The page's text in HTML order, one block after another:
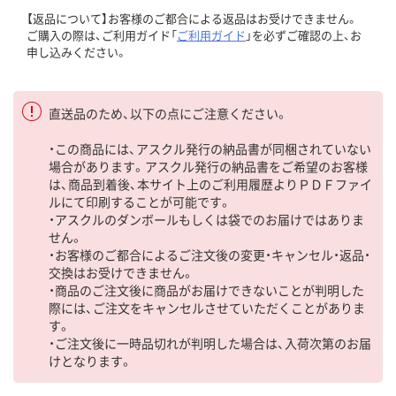
【返品について】お客様のご都合による返品はお受けできません。
ご購入の際は、ご利用ガイド「ご利用ガイド 」を必ずご確認の上、お
申し込みください。
直送品のため、以下の点にご注意ください。
・この商品には、アスクル発行の納品書が同梱されていない
場合があります。アスクル発行の納品書をご希望のお客様
は、商品到着後、本サイト上のご利用履歴よりＰＤＦファイ
ルにて印刷することが可能です。
・アスクルのダンボールもしくは袋でのお届けではありま
せん。
・お客様のご都合によるご注文後の変更・キャンセル・返品・
交換はお受けできません。
・商品のご注文後に商品がお届けできないことが判明した
際には、ご注文をキャンセルさせていただくことがありま
す。
・ご注文後に一時品切れが判明した場合は、入荷次第のお届
けとなります。